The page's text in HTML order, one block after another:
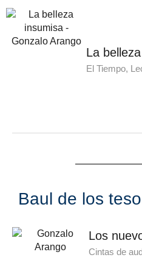
La
El Tiempo,
Baul de los
Los
Cintas de